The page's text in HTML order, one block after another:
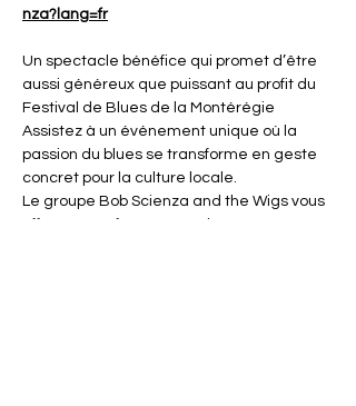
nza?lang=fr
Un spectacle bénéfice qui promet d’être
aussi généreux que puissant au profit du
Festival de Blues de la Montérégie
Assistez à un événement unique où la
passion du blues se transforme en geste
concret pour la culture locale.
Le groupe Bob Scienza and the Wigs vous